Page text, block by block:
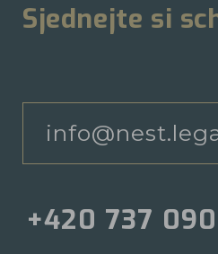
Sjednejte si
+420 737